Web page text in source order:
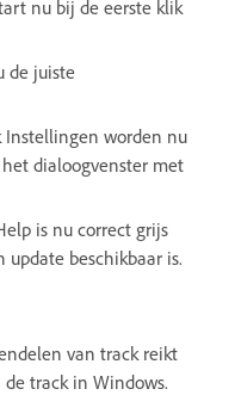
nu bij de eerste klik
de juiste
Instellingen worden nu
dialoogvenster met
is nu correct grijs
beschikbaar is.
van track reikt
track in Windows.